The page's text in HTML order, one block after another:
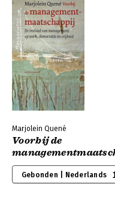
Marjolein Quené
Voorbij de
Gebonden | Nederlands